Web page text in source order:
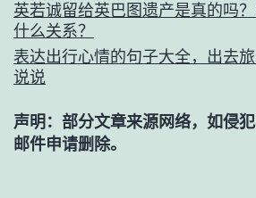
英若诚留给英巴图遗产是真的吗
什么关系？
表达出行心情的句子大全，出去
说说
声明：部分文章来源网络，如侵
邮件申请删除。